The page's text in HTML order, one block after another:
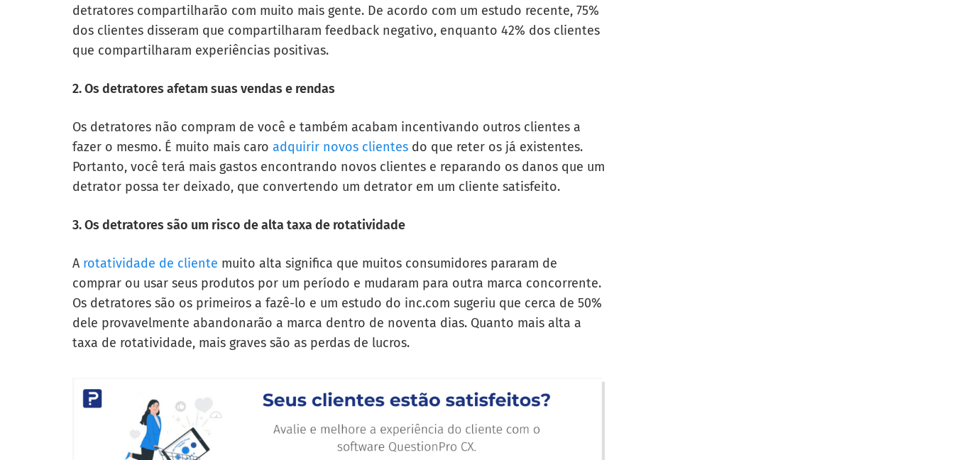
detratores compartilharão com muito mais gente. De acordo com um estudo recente, 75%
dos clientes disseram que compartilharam feedback negativo, enquanto 42% dos clientes
que compartilharam experiências positivas.
2. Os detratores afetam suas vendas e rendas
Os detratores não compram de você e também acabam incentivando outros clientes a
fazer o mesmo. É muito mais caro adquirir novos clientes do que reter os já existentes.
Portanto, você terá mais gastos encontrando novos clientes e reparando os danos que um
detrator possa ter deixado, que convertendo um detrator em um cliente satisfeito.
3. Os detratores são um risco de alta taxa de rotatividade
A rotatividade de cliente muito alta significa que muitos consumidores pararam de
comprar ou usar seus produtos por um período e mudaram para outra marca concorrente.
Os detratores são os primeiros a fazê-lo e um estudo do inc.com sugeriu que cerca de 50%
dele provavelmente abandonarão a marca dentro de noventa dias. Quanto mais alta a
taxa de rotatividade, mais graves são as perdas de lucros.